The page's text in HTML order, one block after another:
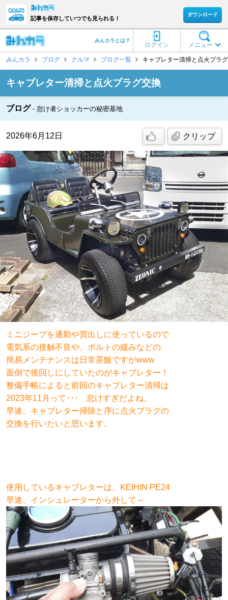
記事を保存していつでも見られる！
ダウンロード
メニュー
ログイン
みんカラとは？
みんカラ ブログ クルマ ブログ一覧 キャブレター清掃と点火プラ
キャブレター清掃と点火プラグ交換
ブログ 怠け者ショッカーの秘密基地
2026年6月12日 クリップ
ミニジープを通勤や買出しに使っているので
電気系の接触不良や、 ボルトの緩みなどの
簡易メンテナンスは日常茶飯ですがwww
面倒で後回しにしていたのがキャブレター！
整備手帳によると前回のキャブレター清掃は
2023年11月って･･･ 怠けすぎだよね。
早速、キャブレター掃除と 序に点火プラグの
交換を行いたいと思います。
使用しているキャブレターは、KEIHIN PE24
早速、 インシュレーターから外して～